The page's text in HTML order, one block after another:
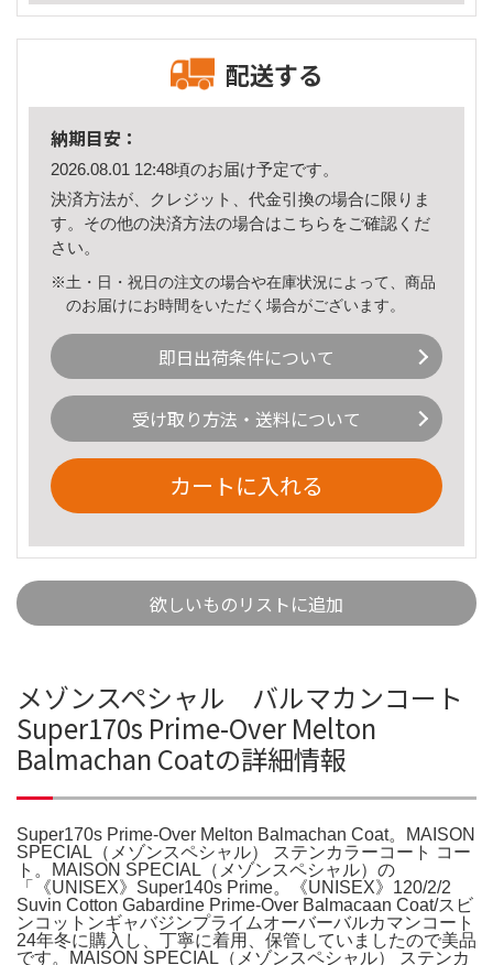
配送する
納期目安：
2026.08.01 12:48頃のお届け予定です。
決済方法が、クレジット、代金引換の場合に限りま
す。その他の決済方法の場合はこちら をご確認くだ
さい。
※土・日・祝日の注文の場合や在庫状況によって、商品
のお届けにお時間をいただく場合がございます。
即日出荷条件について
受け取り方法・送料について
カートに入れる
欲しいものリストに追加
メゾンスペシャル バルマカンコート
Super170s Prime-Over Melton
Balmachan Coatの詳細情報
Super170s Prime-Over Melton Balmachan Coat。MAISON
SPECIAL（メゾンスペシャル） ステンカラーコート コー
ト。MAISON SPECIAL（メゾンスペシャル）の
「《UNISEX》Super140s Prime。《UNISEX》120/2/2
Suvin Cotton Gabardine Prime-Over Balmacaan Coat/スビ
ンコットンギャバジンプライムオーバーバルカマンコート
24年冬に購入し、丁寧に着用、保管していましたので美品
です。MAISON SPECIAL（メゾンスペシャル） ステンカ